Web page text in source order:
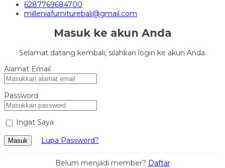
6287769684700
milleniafurniturebali@gmail.com
Masuk ke akun Anda
Selamat datang kembali, silahkan login ke akun Anda.
Alamat Email
Password
Ingat Saya
Masuk Lupa Password?
Belum menjadi member? Daftar